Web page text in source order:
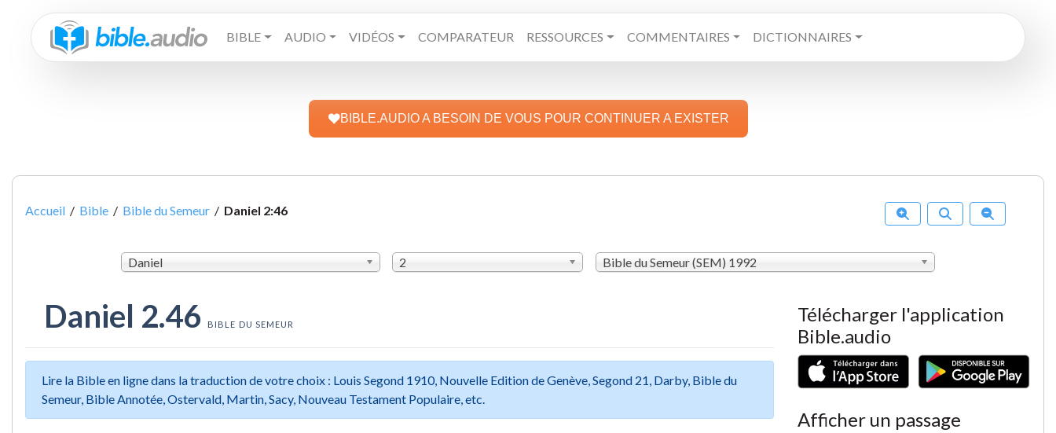
BIBLE AUDIO VIDÉOS COMPARATEUR RESSOURCES COMMENTAIRES DICTIONNAIRES
BIBLE.AUDIO A BESOIN DE VOUS POUR CONTINUER A EXISTER
Accueil / Bible / Bible du Semeur / Daniel 2:46
Daniel 2 Bible du Semeur (SEM) 1992
Daniel 2.46 BIBLE DU SEMEUR
Lire la Bible en ligne dans la traduction de votre choix : Louis Segond 1910, Nouvelle Edition de Genève, Segond 21, Darby, Bible du
Semeur, Bible Annotée, Ostervald, Martin, Sacy, Nouveau Testament Populaire, etc.
Télécharger l'application
Bible.audio
Afficher un passage